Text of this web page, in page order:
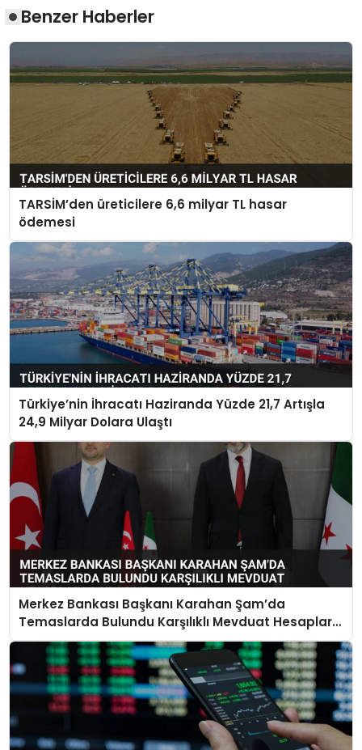
Benzer Haberler
TARSİM’den üreticilere 6,6 milyar TL hasar
ödemesi
Türkiye’nin İhracatı Haziranda Yüzde 21,7 Artışla
24,9 Milyar Dolara Ulaştı
Merkez Bankası Başkanı Karahan Şam’da
Temaslarda Bulundu Karşılıklı Mevduat Hesapları
Açılacak